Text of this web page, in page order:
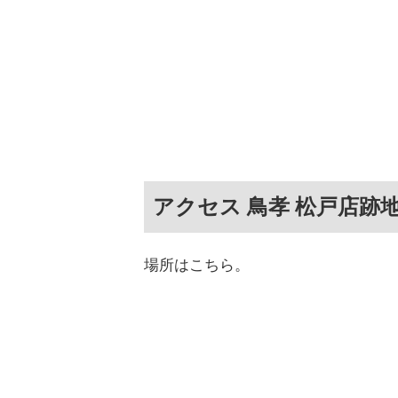
アクセス 鳥孝 松戸店跡
場所はこちら。